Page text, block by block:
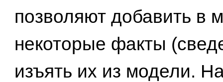
позволяют добавить в
некоторые факты
изъять их из модели.